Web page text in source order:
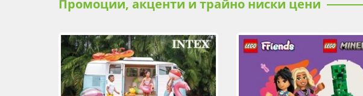
Промоции, акценти и трайно ниски цени